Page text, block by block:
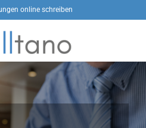
online schreiben